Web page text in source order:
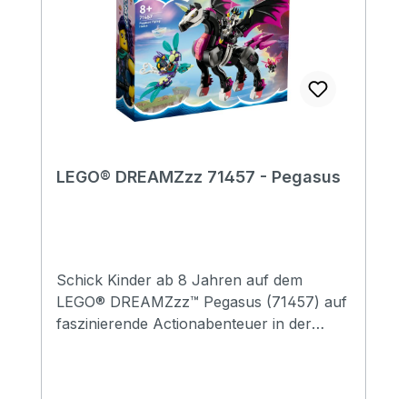
LEGO® DREAMZzz 71457 - Pegasus
Schick Kinder ab 8 Jahren auf dem
LEGO® DREAMZzz™ Pegasus (71457) auf
faszinierende Actionabenteuer in der